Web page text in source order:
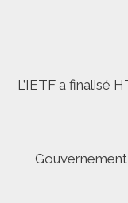
de
L’IETF a finalisé